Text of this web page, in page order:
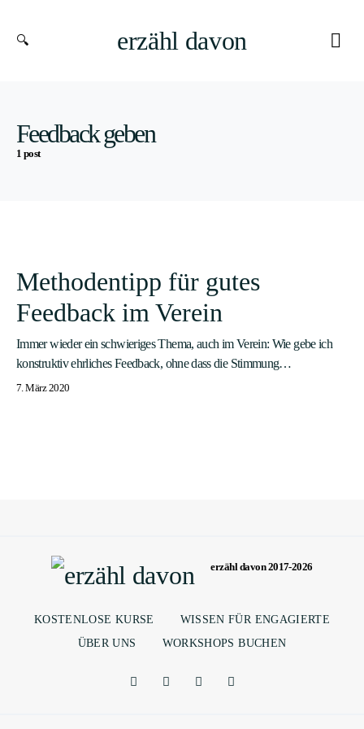
erzähl davon
Feedback geben
1 post
Methodentipp für gutes
Feedback im Verein
Immer wieder ein schwieriges Thema, auch im Verein: Wie gebe ich
konstruktiv ehrliches Feedback, ohne dass die Stimmung…
7. März 2020
erzähl davon 2017-2026
KOSTENLOSE KURSE
WISSEN FÜR ENGAGIERTE
ÜBER UNS
WORKSHOPS BUCHEN